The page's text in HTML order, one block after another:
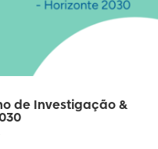
de Investigação &